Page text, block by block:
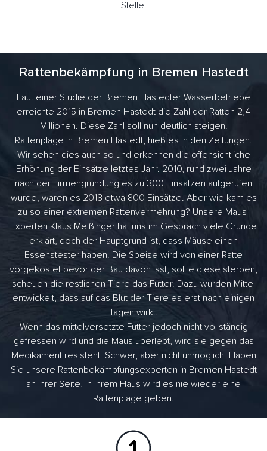
Stelle.
Rattenbekämpfung in Bremen Hastedt
Laut einer Studie der Bremen Hastedter Wasserbetriebe
erreichte 2015 in Bremen Hastedt die Zahl der Ratten 2,4
Millionen. Diese Zahl soll nun deutlich steigen.
Rattenplage in Bremen Hastedt, hieß es in den Zeitungen.
Wir sehen dies auch so und erkennen die offensichtliche
Erhöhung der Einsätze letztes Jahr. 2010, rund zwei Jahre
nach der Firmengründung es zu 300 Einsätzen aufgerufen
wurde, waren es 2018 etwa 800 Einsätze. Aber wie kam es
zu so einer extremen Rattenvermehrung? Unsere Maus-
Experten Klaus Meißinger hat uns im Gespräch viele Gründe
erklärt, doch der Hauptgrund ist, dass Mäuse einen
Essenstester haben. Die Speise wird von einer Ratte
vorgekostet bevor der Bau davon isst, sollte diese sterben,
scheuen die restlichen Tiere das Futter. Dazu wurden Mittel
entwickelt, dass auf das Blut der Tiere es erst nach einigen
Tagen wirkt.
Wenn das mittelversetzte Futter jedoch nicht vollständig
gefressen wird und die Maus überlebt, wird sie gegen das
Medikament resistent. Schwer, aber nicht unmöglich. Haben
Sie unsere Rattenbekämpfungsexperten in Bremen Hastedt
an Ihrer Seite, in Ihrem Haus wird es nie wieder eine
Rattenplage geben.